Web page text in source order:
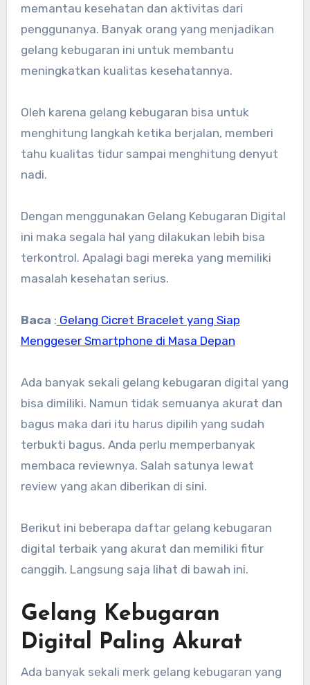
memantau kesehatan dan aktivitas dari
penggunanya. Banyak orang yang menjadikan
gelang kebugaran ini untuk membantu
meningkatkan kualitas kesehatannya.
Oleh karena gelang kebugaran bisa untuk
menghitung langkah ketika berjalan, memberi
tahu kualitas tidur sampai menghitung denyut
nadi.
Dengan menggunakan Gelang Kebugaran Digital
ini maka segala hal yang dilakukan lebih bisa
terkontrol. Apalagi bagi mereka yang memiliki
masalah kesehatan serius.
Baca : Gelang Cicret Bracelet yang Siap
Menggeser Smartphone di Masa Depan
Ada banyak sekali gelang kebugaran digital yang
bisa dimiliki. Namun tidak semuanya akurat dan
bagus maka dari itu harus dipilih yang sudah
terbukti bagus. Anda perlu memperbanyak
membaca reviewnya. Salah satunya lewat
review yang akan diberikan di sini.
Berikut ini beberapa daftar gelang kebugaran
digital terbaik yang akurat dan memiliki fitur
canggih. Langsung saja lihat di bawah ini.
Gelang Kebugaran
Digital Paling Akurat
Ada banyak sekali merk gelang kebugaran yang